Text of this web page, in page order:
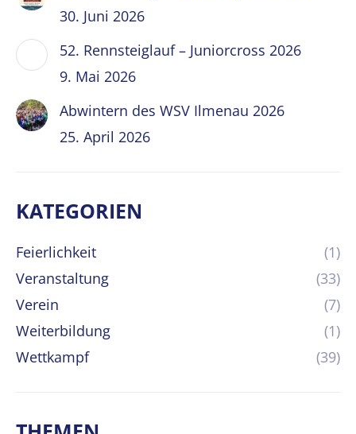
30. Juni 2026
52. Rennsteiglauf – Juniorcross 2026
9. Mai 2026
Abwintern des WSV Ilmenau 2026
25. April 2026
KATEGORIEN
Feierlichkeit
(1)
Veranstaltung
(33)
Verein
(7)
Weiterbildung
(1)
Wettkampf
(39)